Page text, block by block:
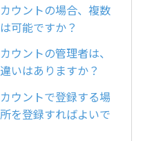
ウントの場合、複数
可能ですか？
ウントの管理者は、
いはありますか？
ウントで登録する場
を登録すればよいで